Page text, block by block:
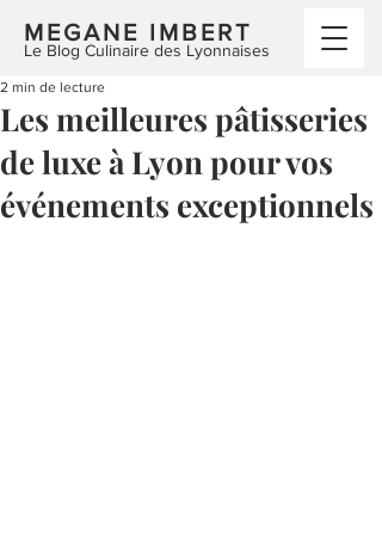
MEGANE IMBERT
Le Blog Culinaire des Lyonnaises
Les meilleures pâtisseries
de luxe à Lyon pour vos
événements exceptionnels
2 min de lecture